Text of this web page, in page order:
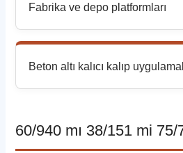
Fabrika ve depo platformları
Beton altı kalıcı kalıp
60/940 mı 38/151 mi 75/